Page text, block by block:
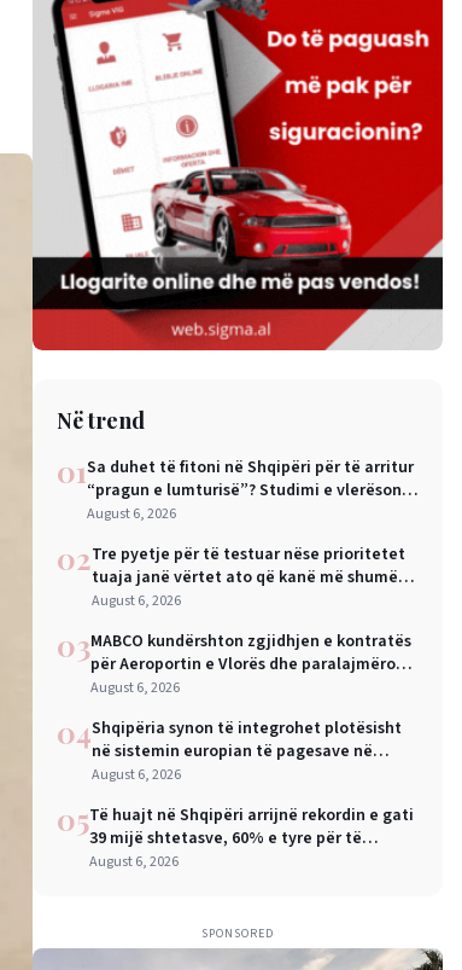
Në trend
01Sa duhet të fitoni në Shqipëri për të arritur
“pragun e lumturisë”? Studimi e vlerëson
në 28 mijë dollarë në vit
August 6, 2026
02Tre pyetje për të testuar nëse prioritetet
tuaja janë vërtet ato që kanë më shumë
rëndësi
August 6, 2026
03MABCO kundërshton zgjidhjen e kontratës
për Aeroportin e Vlorës dhe paralajmëron
arbitrazh ndërkombëtar
August 6, 2026
04Shqipëria synon të integrohet plotësisht
në sistemin europian të pagesave në
nëntor, Sejko: Kursime të mëdha për
August 6, 2026
05Të huajt në Shqipëri arrijnë rekordin e gati
39 mijë shtetasve, 60% e tyre për të
punuar
August 6, 2026
SPONSORED